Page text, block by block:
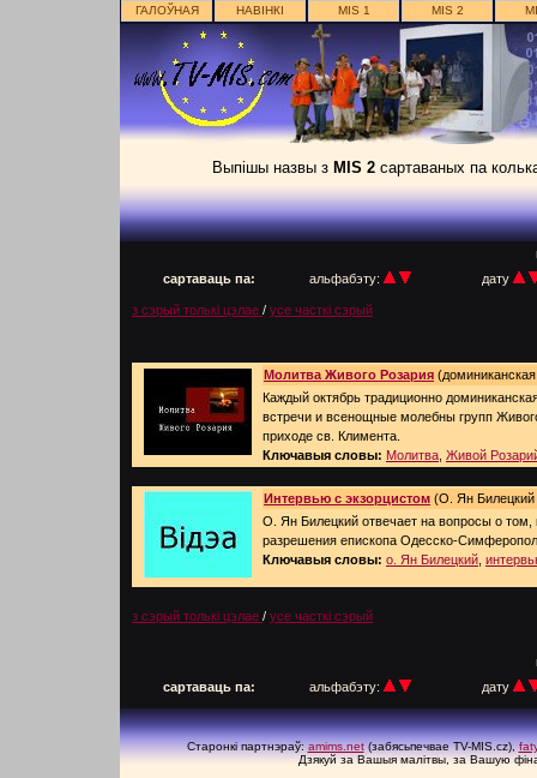
ГАЛОЎНАЯ НАВІНКІ MIS 1 MIS 2
Выпішы назвы з MIS 2 сартаваных па
сартаваць па:
альфабэту: дату
з сэрый толькі цэлае / усе часткі сэрый
Молитва Живого Розария
Каждый октябрь традиционно
встречи и всенощные молебны групп
приходе св. Климента.
Ключавыя словы: Молитва Живой
Интервью с экзорцистом (О. Ян Билецкий
О. Ян Билецкий отвечает на вопросы о
разрешения епископа Одесско-
Ключавыя словы: о. Ян Билецкий
з сэрый толькі цэлае / усе часткі сэрый
сартаваць па:
альфабэту: дату
Старонкі партнэраў:amims.net(забясьпечвае TV-MIS.cz),
Дзякуй за Вашыя малітвы, за Вашую